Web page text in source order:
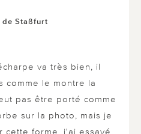
de Staßfurt
va très bien, il
comme le montre la
pas être porté comme
sur la photo, mais je
cette forme. j'ai essayé